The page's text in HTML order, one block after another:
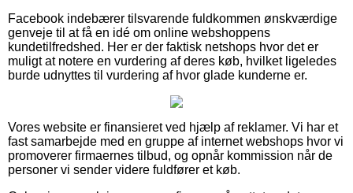
Facebook indebærer tilsvarende fuldkommen ønskværdige
genveje til at få en idé om online webshoppens
kundetilfredshed. Her er der faktisk netshops hvor det er
muligt at notere en vurdering af deres køb, hvilket ligeledes
burde udnyttes til vurdering af hvor glade kunderne er.
Vores website er finansieret ved hjælp af reklamer. Vi har et
fast samarbejde med en gruppe af internet webshops hvor vi
promoverer firmaernes tilbud, og opnår kommission når de
personer vi sender videre fuldfører et køb.